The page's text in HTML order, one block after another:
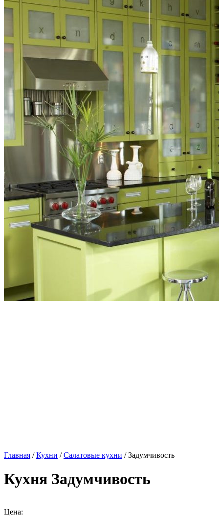
Главная /Кухни /Салатовые кухни / Задумчивость
Кухня Задумчивость
Цена: